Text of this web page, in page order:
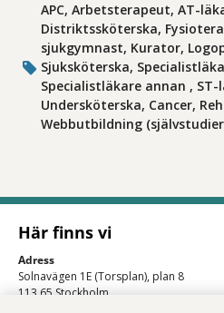
APC, Arbetsterapeut, AT-
Distriktssköterska,
sjukgymnast, Kurator,
Sjuksköterska,
Specialistläkare annan ,
Undersköterska, Cancer,
Webbutbildning
Här finns vi
Adress
Solnavägen 1E (Torsplan), plan 8
113 65 Stockholm